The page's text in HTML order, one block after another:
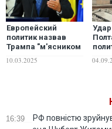
Европейский
политик назвав
Трампа "м'ясником
з Білого дому", що
ослаблює Україну
10.03.2025
Удар
щодо
16:39
РФ повністю